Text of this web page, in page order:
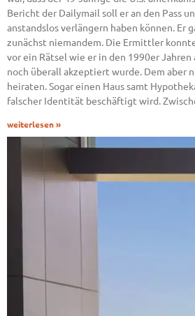
Bericht der Dailymail soll er an den Pass
anstandslos verlängern haben können. Er
zunächst niemandem. Die Ermittler
vor ein Rätsel wie er in den 1990er
noch überall akzeptiert wurde. Dem aber
heiraten. Sogar einen Haus samt
falscher Identität beschäftigt wird.
weiterlesen »